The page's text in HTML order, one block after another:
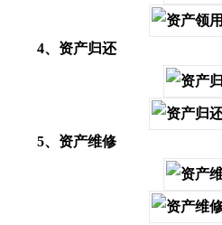
4、资产归还
5、资产维修